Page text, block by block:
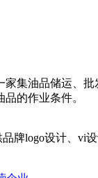
集油品储运、
的作业条件。
牌logo设计、vi